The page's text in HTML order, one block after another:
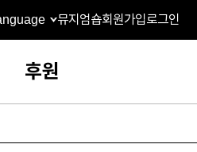
뮤지엄숍회원가입로그인
후원